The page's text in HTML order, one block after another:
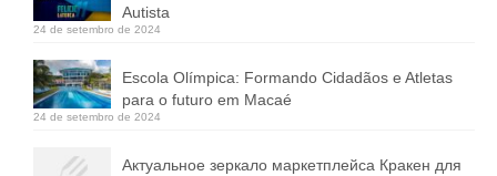
Autista
24 de setembro de 2024
Escola Olímpica: Formando Cidadãos e Atletas
para o futuro em Macaé
24 de setembro de 2024
Актуальное зеркало маркетплейса Кракен для